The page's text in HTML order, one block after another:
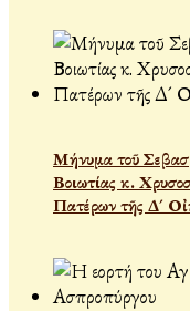
Μήνυμα τοῦ
Βοιωτίας κ.
Πατέρων τῆς Δ´